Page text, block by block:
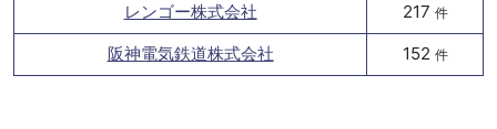
レンゴー株式会社 217 件
阪神電気鉄道株式会社 152 件